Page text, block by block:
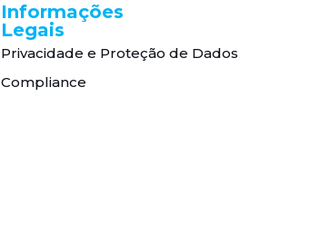
Informações
Legais
Privacidade e Proteção de Dados
Compliance